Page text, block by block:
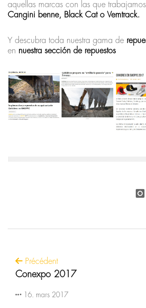
aquellas marcas con las que
Cangini benne, Black Cat o Vemtrack.
Y descubra toda nuestra gama de
en nuestra sección derepuestos
Précédent
Conexpo 2017
16. mars 2017